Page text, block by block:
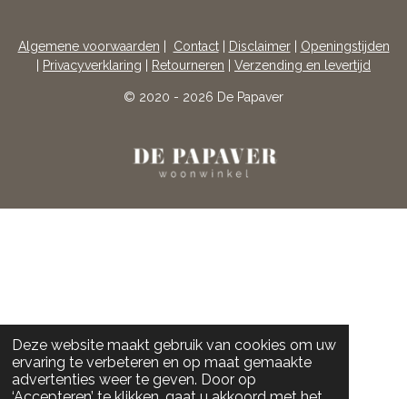
Deze website maakt gebruik van cookies om uw
ervaring te verbeteren en op maat gemaakte
advertenties weer te geven. Door op
B
O
K
A
G
A
Algemene voorwaarden Contact| Disclaimer| Openingstijden
Privacyverklaring Retourneren Verzending en levertijd
© 2020 - 2026 De Papaver